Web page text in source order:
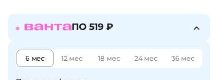
ПО 519 ₽
6 мес 12 мес 18 мес 24 мес 36 мес
25
Остались вопросы?